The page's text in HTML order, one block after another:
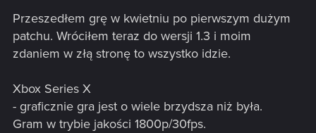
Przeszedłem grę w kwietniu po pierwszym dużym
patchu. Wróciłem teraz do wersji 1.3 i moim
zdaniem w złą stronę to wszystko idzie.
Xbox Series X
- graficznie gra jest o wiele brzydsza niż była.
Gram w trybie jakości 1800p/30fps.